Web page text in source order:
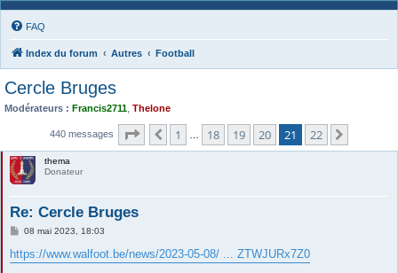
FAQ
Index du forum Autres Football
Cercle Bruges
Modérateurs : Francis2711 Thelone
440 messages Page 21 22
Précédente
1 18 19 20 21 22
thema
Donateur
Re: Cercle Bruges
M
s
s
08 mai 2023, 18:03
https://www.walfoot.be/news/2023-05-08/ ... ZTWJURx7Z0